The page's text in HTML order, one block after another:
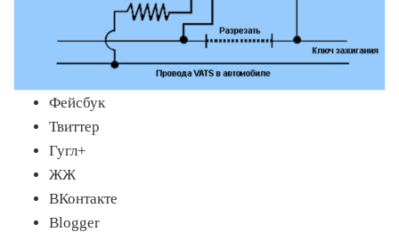
Фейсбук
Твиттер
Гугл+
ЖЖ
ВКонтакте
Blogger